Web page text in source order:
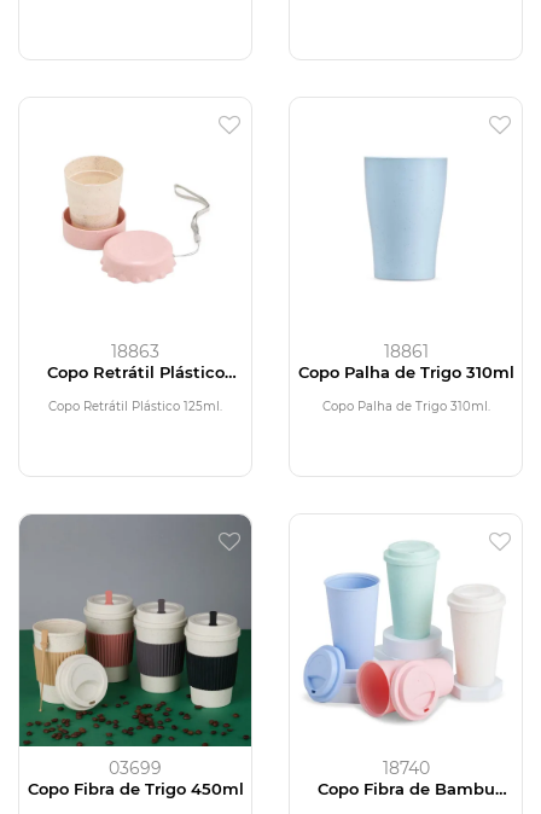
18863
Copo Retrátil Plástico
Copo Retrátil Plástico 125ml.
18861
Copo Palha de Trigo 310ml
Copo Palha de Trigo 310ml.
03699
Copo Fibra de Trigo 450ml
18740
Copo Fibra de Bambu